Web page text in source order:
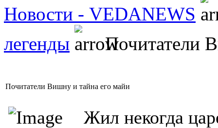
Новости - VEDANEWS
легенды
Почитатели
Почитатели Вишну и тайна его майи
Жил некогда